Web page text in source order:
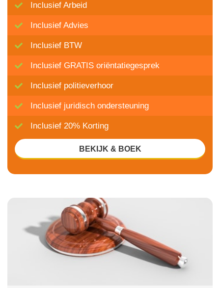
Inclusief Arbeid
Inclusief Advies
Inclusief BTW
Inclusief GRATIS oriëntatiegesprek
Inclusief politieverhoor
Inclusief juridisch ondersteuning
Inclusief 20% Korting
BEKIJK & BOEK